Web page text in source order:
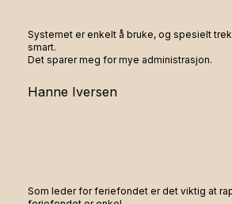
Systemet er enkelt å bruke, og spesielt
smart.
Det sparer meg for mye administrasjon.
Hanne Iversen
Som leder for feriefondet er det viktig at